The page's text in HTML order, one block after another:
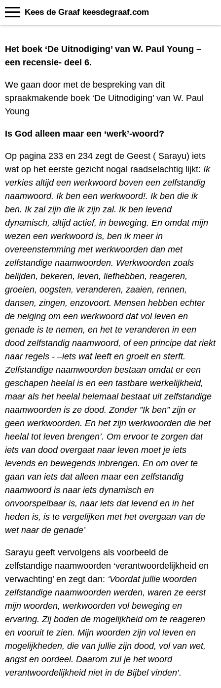
Kees de Graaf keesdegraaf.com
Het boek ‘De Uitnodiging’ van W. Paul Young –
een recensie- deel 6.
We gaan door met de bespreking van dit
spraakmakende boek ‘De Uitnodiging’ van W. Paul
Young
Is God alleen maar een ‘werk’-woord?
Op pagina 233 en 234 zegt de Geest ( Sarayu) iets
wat op het eerste gezicht nogal raadselachtig lijkt: Ik
verkies altijd een werkwoord boven een zelfstandig
naamwoord. Ik ben een werkwoord!. Ik ben die ik
ben. Ik zal zijn die ik zijn zal. Ik ben levend
dynamisch, altijd actief, in beweging. En omdat mijn
wezen een werkwoord is, ben ik meer in
overeenstemming met werkwoorden dan met
zelfstandige naamwoorden. Werkwoorden zoals
belijden, bekeren, leven, liefhebben, reageren,
groeien, oogsten, veranderen, zaaien, rennen,
dansen, zingen, enzovoort. Mensen hebben echter
de neiging om een werkwoord dat vol leven en
genade is te nemen, en het te veranderen in een
dood zelfstandig naamwoord, of een principe dat riekt
naar regels - –iets wat leeft en groeit en sterft.
Zelfstandige naamwoorden bestaan omdat er een
geschapen heelal is en een tastbare werkelijkheid,
maar als het heelal helemaal bestaat uit zelfstandige
naamwoorden is ze dood. Zonder ”Ik ben” zijn er
geen werkwoorden. En het zijn werkwoorden die het
heelal tot leven brengen’. Om ervoor te zorgen dat
iets van dood overgaat naar leven moet je iets
levends en bewegends inbrengen. En om over te
gaan van iets dat alleen maar een zelfstandig
naamwoord is naar iets dynamisch en
onvoorspelbaar is, naar iets dat levend en in het
heden is, is te vergelijken met het overgaan van de
wet naar de genade’
Sarayu geeft vervolgens als voorbeeld de
zelfstandige naamwoorden ‘verantwoordelijkheid en
verwachting’ en zegt dan: ‘Voordat jullie woorden
zelfstandige naamwoorden werden, waren ze eerst
mijn woorden, werkwoorden vol beweging en
ervaring. Zij boden de mogelijkheid om te reageren
en vooruit te zien. Mijn woorden zijn vol leven en
mogelijkheden, die van jullie zijn dood, vol van wet,
angst en oordeel. Daarom zul je het woord
verantwoordelijkheid niet in de Bijbel vinden’.